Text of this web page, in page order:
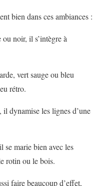
bien dans ces ambiances :
noir, il s’intègre à
vert sauge ou bleu
rétro.
il dynamise les lignes d’une
se marie bien avec les
rotin ou le bois.
faire beaucoup d’effet,